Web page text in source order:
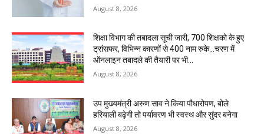
August 8, 2026
शिक्षा विभाग की तबादला सूची जारी, 700 शिक्षको के हुए
ट्रांसफर, विभिन्न कारणों से 400 नाम रुके…चरण में
ऑनलाइन तबादले की तैयारी पर भी...
August 8, 2026
उप मुख्यमंत्री अरुण साव ने किया पौधारोपण, बोले
हरियाली बढ़ेगी तो पर्यावरण भी स्वस्थ और सुंदर बनेगा
August 8, 2026